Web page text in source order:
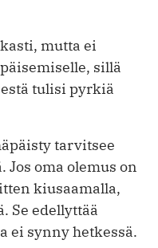
mutta ei
sillä
tulisi pyrkiä
tarvitsee
Jos oma olemus on
kiusaamalla,
Se edellyttää
ei synny hetkessä.